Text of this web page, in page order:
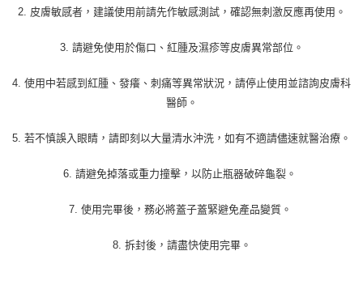
2. 皮膚敏感者，建議使用前請先作敏感測試，確認無刺激反應再使用。
3. 請避免使用於傷口、紅腫及濕疹等皮膚異常部位。
4. 使用中若感到紅腫、發癢、刺痛等異常狀況，請停止使用並諮詢皮膚科
醫師。
5. 若不慎誤入眼睛，請即刻以大量清水沖洗，如有不適請儘速就醫治療。
6. 請避免掉落或重力撞擊，以防止瓶器破碎龜裂。
7. 使用完畢後，務必將蓋子蓋緊避免產品變質。
8. 拆封後，請盡快使用完畢。